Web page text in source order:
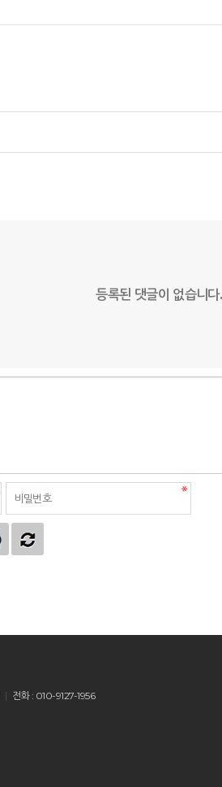
등록된 댓글이 없습니다.
전화 : 010-9127-1956